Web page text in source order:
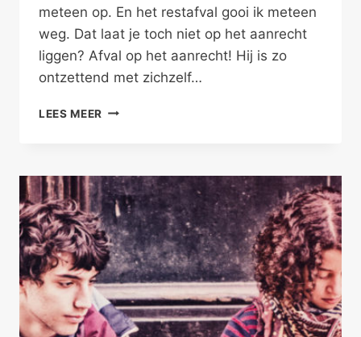
meteen op. En het restafval gooi ik meteen
weg. Dat laat je toch niet op het aanrecht
liggen? Afval op het aanrecht! Hij is zo
ontzettend met zichzelf…
LEES MEER INTIMITEIT